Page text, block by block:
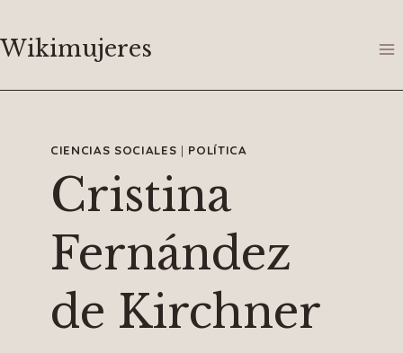
al
Wikimujeres
CIENCIAS SOCIALES | POLÍTICA
Cristina
Fernández
de Kirchner